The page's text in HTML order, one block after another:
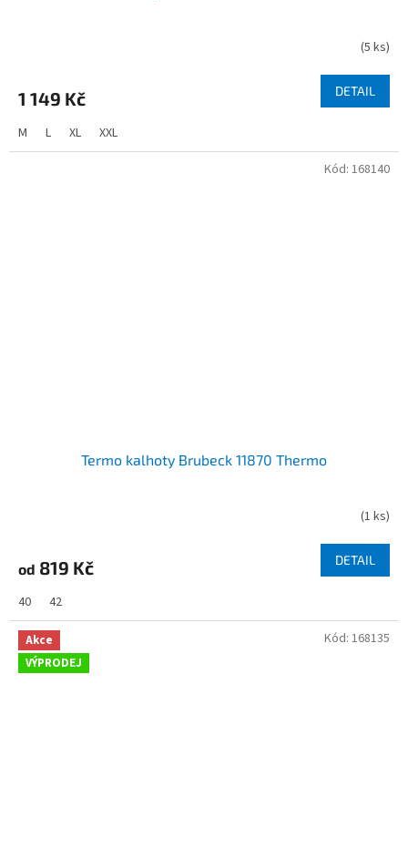
(5 ks)
1 149 Kč DETAIL
M L XL XXL
Termo kalhoty Brubeck 11870 Thermo
(1 ks)
od 819 Kč DETAIL
40 42
Kód: 168140
Akce
VÝPRODEJ
Kód: 168135